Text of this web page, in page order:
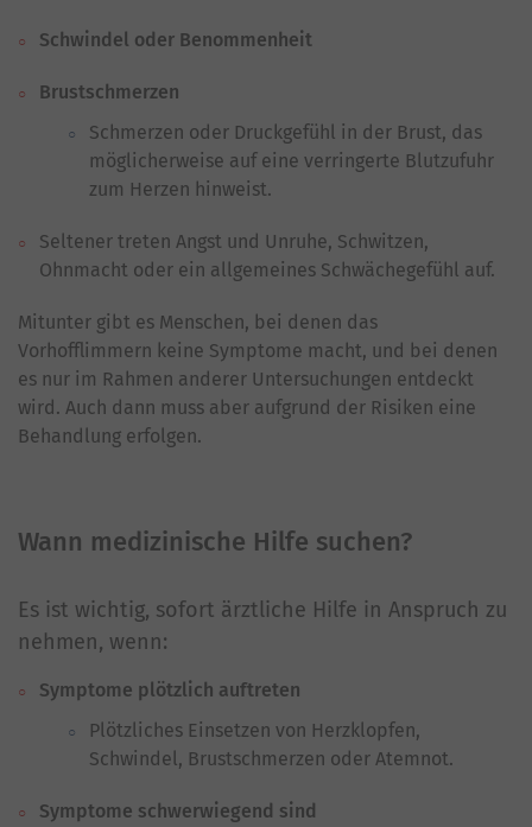
Schwindel oder Benommenheit
Brustschmerzen
Schmerzen oder Druckgefühl in der Brust, das
möglicherweise auf eine verringerte Blutzufuhr
zum Herzen hinweist.
Seltener treten Angst und Unruhe, Schwitzen,
Ohnmacht oder ein allgemeines Schwächegefühl auf.
Mitunter gibt es Menschen, bei denen das
Vorhofflimmern keine Symptome macht, und bei denen
es nur im Rahmen anderer Untersuchungen entdeckt
wird. Auch dann muss aber aufgrund der Risiken eine
Behandlung erfolgen.
Wann medizinische Hilfe suchen?
Es ist wichtig, sofort ärztliche Hilfe in Anspruch zu
nehmen, wenn:
Symptome plötzlich auftreten
Plötzliches Einsetzen von Herzklopfen,
Schwindel, Brustschmerzen oder Atemnot.
Symptome schwerwiegend sind